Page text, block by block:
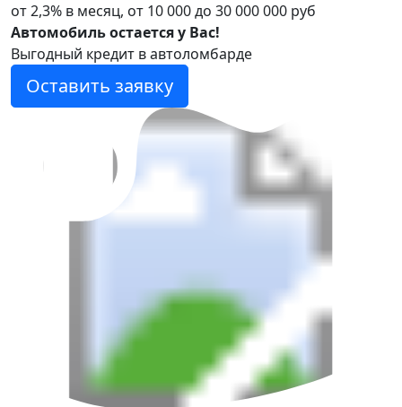
от 2,3% в месяц, от 10 000 до 30 000 000 руб
Автомобиль остается у Вас!
Выгодный кредит в автоломбарде
Оставить заявку